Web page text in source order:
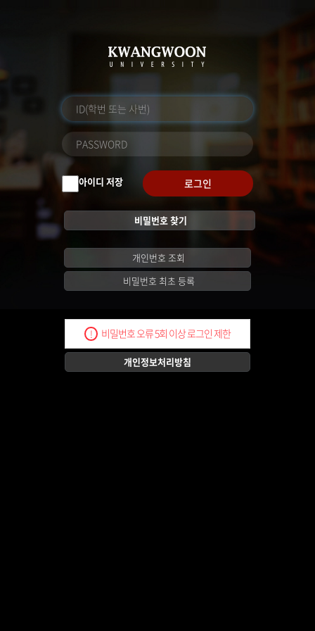
아이디 저장 로그인
비밀번호 찾기
개인번호 조회
비밀번호 최초 등록
! 비밀번호 오류 5회 이상 로그인 제한
개인정보처리방침